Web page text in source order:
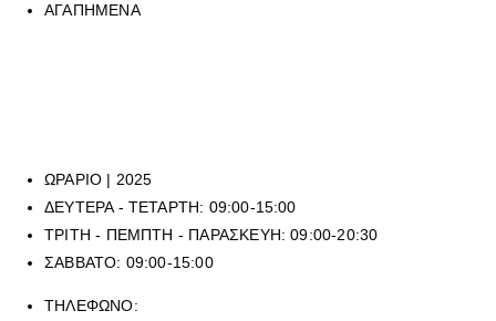
ΑΓΑΠΗΜΕΝΑ
ΩΡΑΡΙΟ | 2025
ΔΕΥΤΕΡΑ - ΤΕΤΑΡΤΗ: 09:00-15:00
ΤΡΙΤΗ - ΠΕΜΠΤΗ - ΠΑΡΑΣΚΕΥΗ: 09:00-20:30
ΣΑΒΒΑΤΟ: 09:00-15:00
ΤΗΛΕΦΩΝΟ: